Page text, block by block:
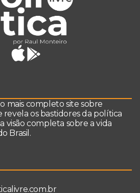
mais completo site sobre
revela os bastidores da política
visão completa sobre a vida
Brasil.